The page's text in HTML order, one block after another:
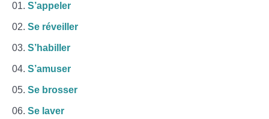
S’appeler
Se réveiller
S’habiller
S’amuser
Se brosser
Se laver